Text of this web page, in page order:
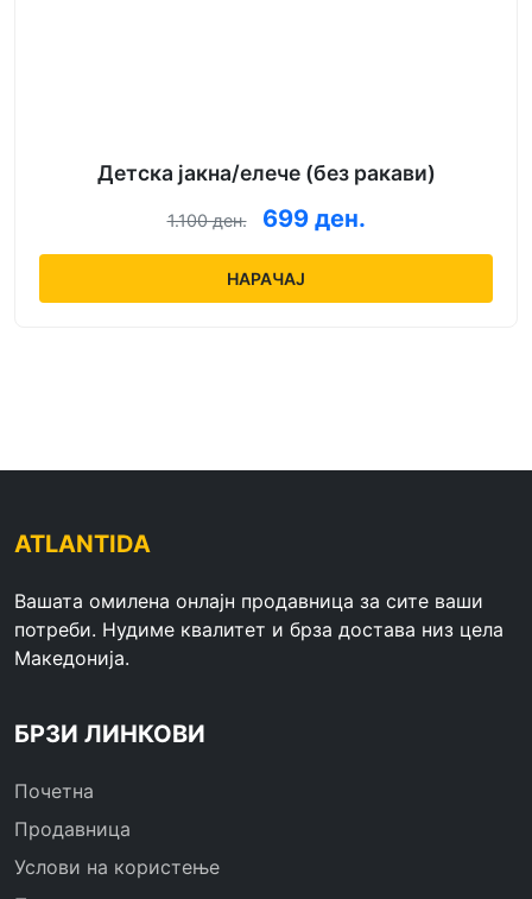
Детска јакна/елече (без ракави)
1.100 ден. 699 ден.
НАРАЧАЈ
ATLANTIDA
Вашата омилена онлајн продавница за сите ваши
потреби. Нудиме квалитет и брза достава низ цела
Македонија.
БРЗИ ЛИНКОВИ
Почетна
Продавница
Услови на користење